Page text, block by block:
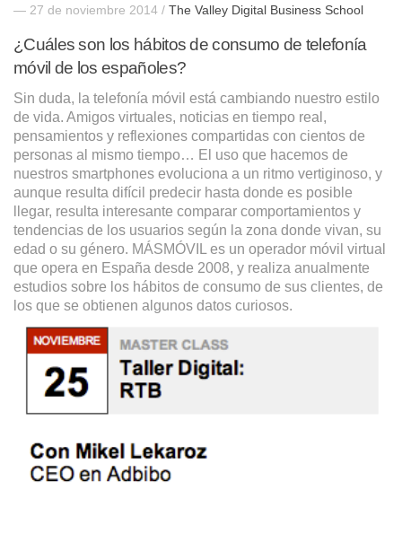
— 27 de noviembre 2014 / The Valley Digital Business School
¿Cuáles son los hábitos de consumo de telefonía
móvil de los españoles?
Sin duda, la telefonía móvil está cambiando nuestro estilo
de vida. Amigos virtuales, noticias en tiempo real,
pensamientos y reflexiones compartidas con cientos de
personas al mismo tiempo… El uso que hacemos de
nuestros smartphones evoluciona a un ritmo vertiginoso, y
aunque resulta difícil predecir hasta donde es posible
llegar, resulta interesante comparar comportamientos y
tendencias de los usuarios según la zona donde vivan, su
edad o su género. MÁSMÓVIL es un operador móvil virtual
que opera en España desde 2008, y realiza anualmente
estudios sobre los hábitos de consumo de sus clientes, de
los que se obtienen algunos datos curiosos.